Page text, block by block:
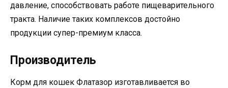
давление, способствовать работе пищеварительного
тракта. Наличие таких комплексов достойно
продукции супер-премиум класса.
Производитель
Корм для кошек Флатазор изготавливается во